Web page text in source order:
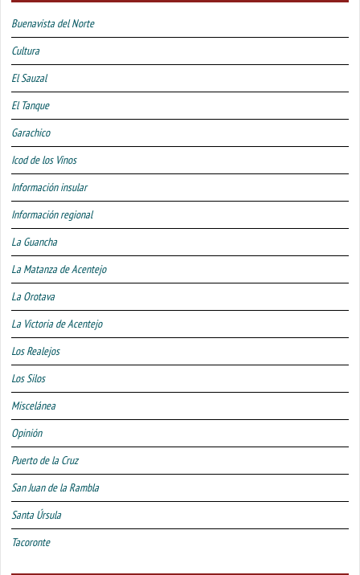
Buenavista del Norte
Cultura
El Sauzal
El Tanque
Garachico
Icod de los Vinos
Información insular
Información regional
La Guancha
La Matanza de Acentejo
La Orotava
La Victoria de Acentejo
Los Realejos
Los Silos
Miscelánea
Opinión
Puerto de la Cruz
San Juan de la Rambla
Santa Úrsula
Tacoronte